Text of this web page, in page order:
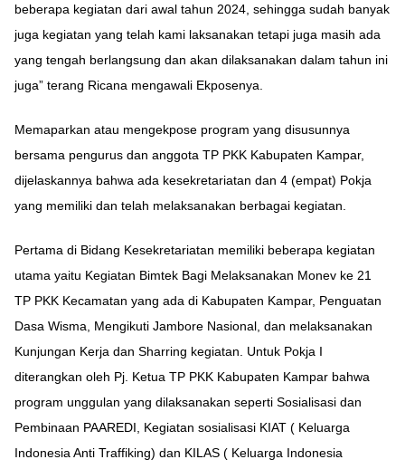
beberapa kegiatan dari awal tahun 2024, sehingga sudah banyak
juga kegiatan yang telah kami laksanakan tetapi juga masih ada
yang tengah berlangsung dan akan dilaksanakan dalam tahun ini
juga” terang Ricana mengawali Ekposenya.
Memaparkan atau mengekpose program yang disusunnya
bersama pengurus dan anggota TP PKK Kabupaten Kampar,
dijelaskannya bahwa ada kesekretariatan dan 4 (empat) Pokja
yang memiliki dan telah melaksanakan berbagai kegiatan.
Pertama di Bidang Kesekretariatan memiliki beberapa kegiatan
utama yaitu Kegiatan Bimtek Bagi Melaksanakan Monev ke 21
TP PKK Kecamatan yang ada di Kabupaten Kampar, Penguatan
Dasa Wisma, Mengikuti Jambore Nasional, dan melaksanakan
Kunjungan Kerja dan Sharring kegiatan. Untuk Pokja I
diterangkan oleh Pj. Ketua TP PKK Kabupaten Kampar bahwa
program unggulan yang dilaksanakan seperti Sosialisasi dan
Pembinaan PAAREDI, Kegiatan sosialisasi KIAT ( Keluarga
Indonesia Anti Traffiking) dan KILAS ( Keluarga Indonesia